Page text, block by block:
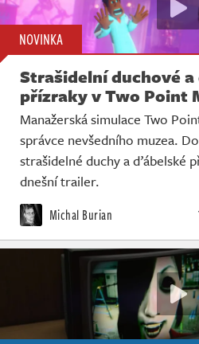
NOVINKA
Strašidelní duchové
přízraky v Two Point
Manažerská simulace Two
správce nevšedního muzea.
strašidelné duchy a ďábelské
dnešní trailer.
Michal Burian